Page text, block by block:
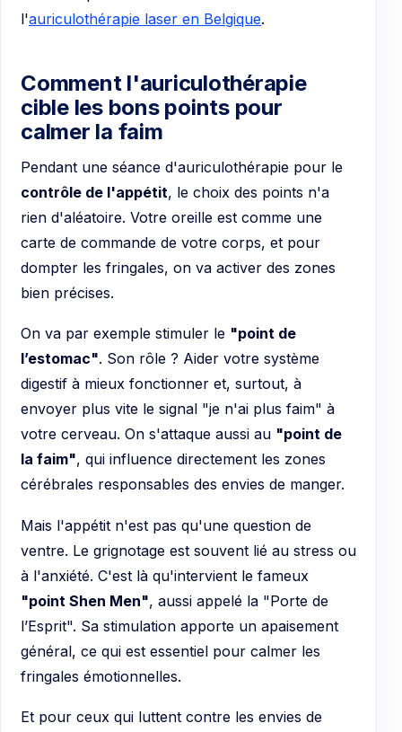
l'auriculothérapie laser en Belgique.
Comment l'auriculothérapie
cible les bons points pour
calmer la faim
Pendant une séance d'auriculothérapie pour le
contrôle de l'appétit, le choix des points n'a
rien d'aléatoire. Votre oreille est comme une
carte de commande de votre corps, et pour
dompter les fringales, on va activer des zones
bien précises.
On va par exemple stimuler le "point de
l’estomac". Son rôle ? Aider votre système
digestif à mieux fonctionner et, surtout, à
envoyer plus vite le signal "je n'ai plus faim" à
votre cerveau. On s'attaque aussi au "point de
la faim", qui influence directement les zones
cérébrales responsables des envies de manger.
Mais l'appétit n'est pas qu'une question de
ventre. Le grignotage est souvent lié au stress ou
à l'anxiété. C'est là qu'intervient le fameux
"point Shen Men", aussi appelé la "Porte de
l’Esprit". Sa stimulation apporte un apaisement
général, ce qui est essentiel pour calmer les
fringales émotionnelles.
Et pour ceux qui luttent contre les envies de